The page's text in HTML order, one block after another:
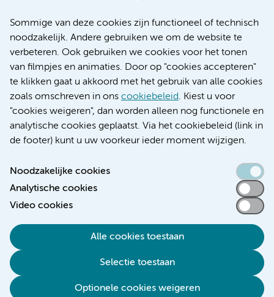
Sommige van deze cookies zijn functioneel of technisch
noodzakelijk. Andere gebruiken we om de website te
verbeteren. Ook gebruiken we cookies voor het tonen
van filmpjes en animaties. Door op "cookies accepteren"
te klikken gaat u akkoord met het gebruik van alle cookies
zoals omschreven in ons cookiebeleid. Kiest u voor
"cookies weigeren", dan worden alleen nog functionele en
analytische cookies geplaatst. Via het cookiebeleid (link in
de footer) kunt u uw voorkeur ieder moment wijzigen.
Noodzakelijke cookies
Analytische cookies
Video cookies
Alle cookies toestaan
Selectie toestaan
Optionele cookies weigeren
Nieuws
Research
Educatie locatie AMC
Educatie locatie VUmc
Verwijzen & diagnostiek
Toegankelijkheidsverklaring
Cookieverklaring